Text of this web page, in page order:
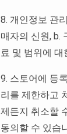
8. 개인정보 관
매자의 신원, b.
료 및 범위에 대
9. 스토어에 등
리를 제한하고
제든지 취소할
동의할 수 있습